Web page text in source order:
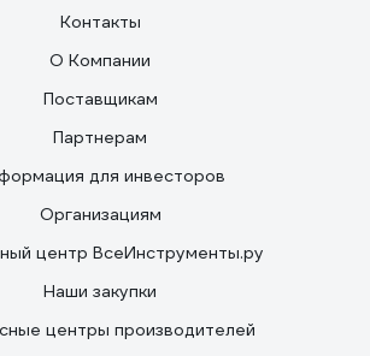
Контакты
О Компании
Поставщикам
Партнерам
для инвесторов
Организациям
центр ВсеИнструменты.ру
Наши закупки
центры производителей